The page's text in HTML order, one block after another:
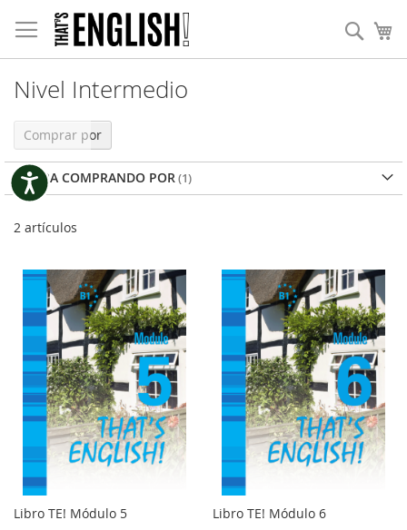
este
web
incluye
un
sistema
accesibilidad.
Accesibilidad
al
contenido
Nivel Intermedio
2 artículos
Libro TE! Módulo 5
Libro TE! Módulo 6
Comprar por
AHORA COMPRANDO POR